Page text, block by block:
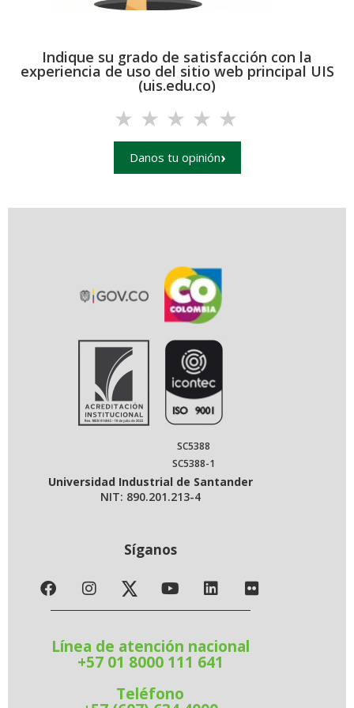
Indique su grado de satisfacción con la
experiencia de uso del sitio web principal UIS
(uis.edu.co)